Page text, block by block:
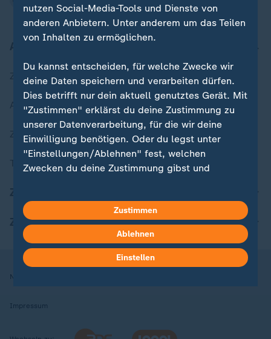
Zuletzt veröffentlicht
Aktuelle Sendungs-Videos
ZDFheute Stories
Themen im Überblick
ZDFheute Apps
Nutzungsbedingungen
Impressum
nutzen Social-Media-Tools und Dienste von
anderen Anbietern. Unter anderem um das Teilen
von Inhalten zu ermöglichen.
Du kannst entscheiden, für welche Zwecke wir
deine Daten speichern und verarbeiten dürfen.
Dies betrifft nur dein aktuell genutztes Gerät. Mit
"Zustimmen" erklärst du deine Zustimmung zu
unserer Datenverarbeitung, für die wir deine
Einwilligung benötigen. Oder du legst unter
"Einstellungen/Ablehnen" fest, welchen
Zwecken du deine Zustimmung gibst und
in deinen Einstellungen widerrufen oder ändern.
Hier findest du das Impressum.
Weitere Informationen findest du in unserer
Datenschutzerklärung.
Zustimmen
Ablehnen
Einstellen